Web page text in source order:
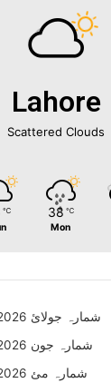
Lahore
Scattered Clouds
℃ 38 ℃
Mon
شمارہ جولائ 2026
شمارہ جون 2026
شمارہ مئ 2026